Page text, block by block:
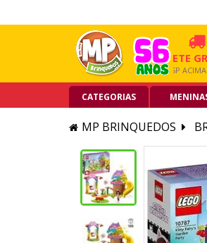
FRETE GRÁTIS
GRANDE SP ACIMA DE R$
CATEGORIAS
MP BRINQUEDOS